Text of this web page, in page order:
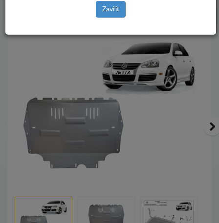
Zpět na produkty
Zavřít